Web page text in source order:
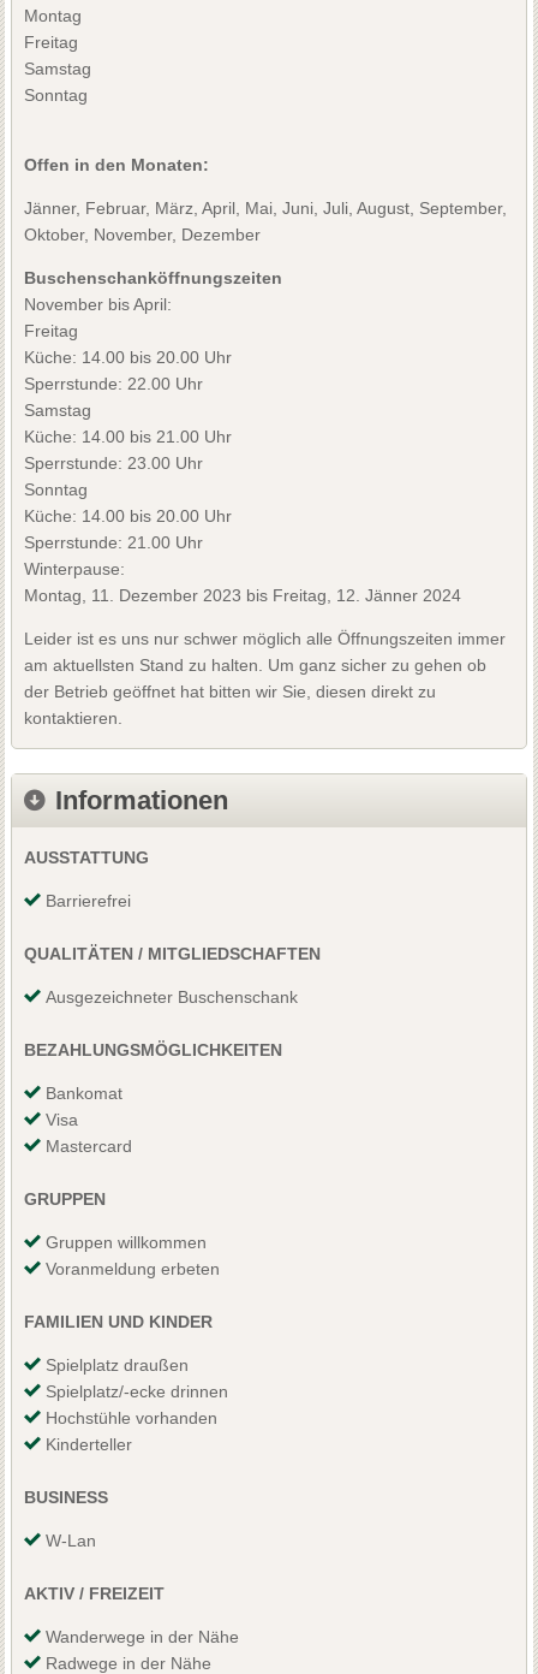
Montag
Freitag
Samstag
Sonntag
Offen in den Monaten:
Jänner, Februar, März, April, Mai, Juni, Juli, August, September,
Oktober, November, Dezember
Buschenschanköffnungszeiten
November bis April:
Freitag
Küche: 14.00 bis 20.00 Uhr
Sperrstunde: 22.00 Uhr
Samstag
Küche: 14.00 bis 21.00 Uhr
Sperrstunde: 23.00 Uhr
Sonntag
Küche: 14.00 bis 20.00 Uhr
Sperrstunde: 21.00 Uhr
Winterpause:
Montag, 11. Dezember 2023 bis Freitag, 12. Jänner 2024
Leider ist es uns nur schwer möglich alle Öffnungszeiten immer
am aktuellsten Stand zu halten. Um ganz sicher zu gehen ob
der Betrieb geöffnet hat bitten wir Sie, diesen direkt zu
kontaktieren.
Informationen
AUSSTATTUNG
Barrierefrei
QUALITÄTEN / MITGLIEDSCHAFTEN
Ausgezeichneter Buschenschank
BEZAHLUNGSMÖGLICHKEITEN
Bankomat
Visa
Mastercard
GRUPPEN
Gruppen willkommen
Voranmeldung erbeten
FAMILIEN UND KINDER
Spielplatz draußen
Spielplatz/-ecke drinnen
Hochstühle vorhanden
Kinderteller
BUSINESS
W-Lan
AKTIV / FREIZEIT
Wanderwege in der Nähe
Radwege in der Nähe